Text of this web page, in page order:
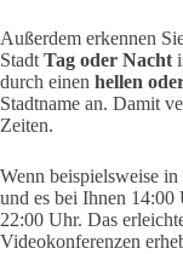
Außerdem erkennen
Stadt Tag oder Nacht
durch einen hellen
Stadtname an. Damit
Zeiten.
Wenn beispielsweise
und es bei Ihnen 14:00
22:00 Uhr. Das
Videokonferenzen